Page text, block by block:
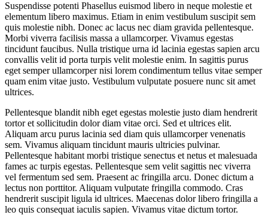
Suspendisse potenti Phasellus euismod libero in neque molestie et
elementum libero maximus. Etiam in enim vestibulum suscipit sem
quis molestie nibh. Donec ac lacus nec diam gravida pellentesque.
Morbi viverra facilisis massa a ullamcorper. Vivamus egestas
tincidunt faucibus. Nulla tristique urna id lacinia egestas sapien arcu
convallis velit id porta turpis velit molestie enim. In sagittis purus
eget semper ullamcorper nisi lorem condimentum tellus vitae semper
quam enim vitae justo. Vestibulum vulputate posuere nunc sit amet
ultrices.
Pellentesque blandit nibh eget egestas molestie justo diam hendrerit
tortor et sollicitudin dolor diam vitae orci. Sed et ultrices elit.
Aliquam arcu purus lacinia sed diam quis ullamcorper venenatis
sem. Vivamus aliquam tincidunt mauris ultricies pulvinar.
Pellentesque habitant morbi tristique senectus et netus et malesuada
fames ac turpis egestas. Pellentesque sem velit sagittis nec viverra
vel fermentum sed sem. Praesent ac fringilla arcu. Donec dictum a
lectus non porttitor. Aliquam vulputate fringilla commodo. Cras
hendrerit suscipit ligula id ultrices. Maecenas dolor libero fringilla a
leo quis consequat iaculis sapien. Vivamus vitae dictum tortor.